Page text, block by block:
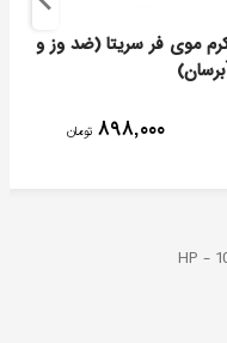
موی فر سریتا (ضد وز و
۸۹۸,۰۰۰ تومان
HP -